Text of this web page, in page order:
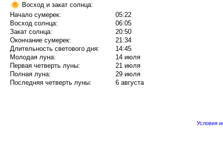
Восход и закат солнца:
Начало сумерек:
05:22
Восход солнца:
06:05
Закат солнца:
20:50
Окончание сумерек:
21:34
Длительность светового дня:
14:45
Молодая луна:
14 июля
Первая четверть луны:
21 июля
Полная луна:
29 июля
Последняя четверть луны:
6 августа
Условия